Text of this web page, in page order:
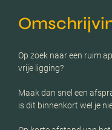
Op zoek naar een ruim
vrije ligging?
Maak dan snel een
is dit binnenkort wel je